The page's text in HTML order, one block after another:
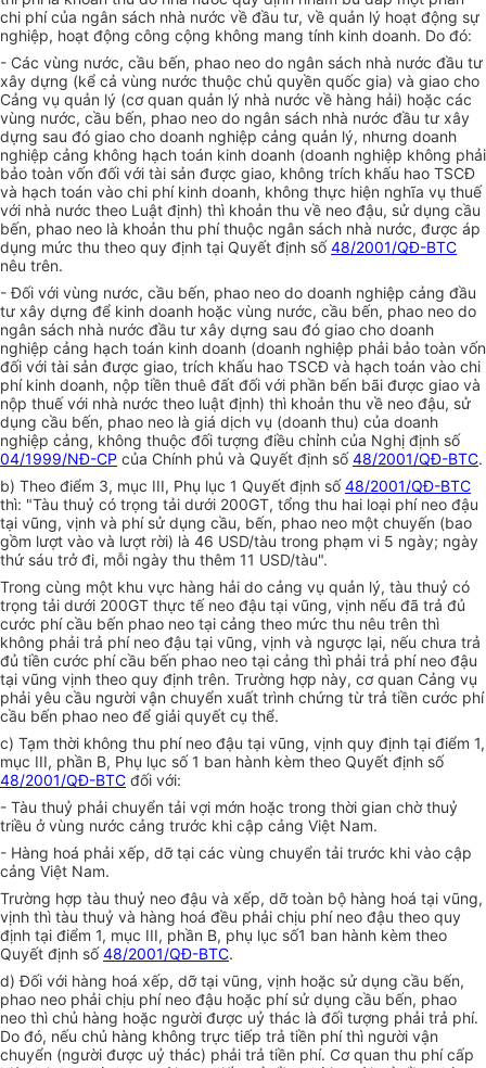
chi phí của ngân sách nhà nước về đầu tư, về quản lý hoạt động sự
nghiệp, hoạt động công cộng không mang tính kinh doanh. Do đó:
- Các vùng nước, cầu bến, phao neo do ngân sách nhà nước đầu tư
xây dựng (kể cả vùng nước thuộc chủ quyền quốc gia) và giao cho
Cảng vụ quản lý (cơ quan quản lý nhà nước về hàng hải) hoặc các
vùng nước, cầu bến, phao neo do ngân sách nhà nước đầu tư xây
dựng sau đó giao cho doanh nghiệp cảng quản lý, nhưng doanh
nghiệp cảng không hạch toán kinh doanh (doanh nghiệp không phải
bảo toàn vốn đối với tài sản được giao, không trích khấu hao TSCĐ
và hạch toán vào chi phí kinh doanh, không thực hiện nghĩa vụ thuế
với nhà nước theo Luật định) thì khoản thu về neo đậu, sử dụng cầu
bến, phao neo là khoản thu phí thuộc ngân sách nhà nước, được áp
dụng mức thu theo quy định tại Quyết định số48/2001/QĐ-BTC
nêu trên.
- Đối với vùng nước, cầu bến, phao neo do doanh nghiệp cảng đầu
tư xây dựng để kinh doanh hoặc vùng nước, cầu bến, phao neo do
ngân sách nhà nước đầu tư xây dựng sau đó giao cho doanh
nghiệp cảng hạch toán kinh doanh (doanh nghiệp phải bảo toàn vốn
đối với tài sản được giao, trích khấu hao TSCĐ và hạch toán vào chi
phí kinh doanh, nộp tiền thuê đất đối với phần bến bãi được giao và
nộp thuế với nhà nước theo luật định) thì khoản thu về neo đậu, sử
dụng cầu bến, phao neo là giá dịch vụ (doanh thu) của doanh
nghiệp cảng, không thuộc đối tượng điều chỉnh của Nghị định số
04/1999/NĐ-CP của Chính phủ và Quyết định số48/2001/QĐ-BTC.
b) Theo điểm 3, mục III, Phụ lục 1 Quyết định số48/2001/QĐ-BTC
thì: "Tàu thuỷ có trọng tải dưới 200GT, tổng thu hai loại phí neo đậu
tại vũng, vịnh và phí sử dụng cầu, bến, phao neo một chuyến (bao
gồm lượt vào và lượt rời) là 46 USD/tàu trong phạm vi 5 ngày; ngày
thứ sáu trở đi, mỗi ngày thu thêm 11 USD/tàu".
Trong cùng một khu vực hàng hải do cảng vụ quản lý, tàu thuỷ có
trọng tải dưới 200GT thực tế neo đậu tại vũng, vịnh nếu đã trả đủ
cước phí cầu bến phao neo tại cảng theo mức thu nêu trên thì
không phải trả phí neo đậu tại vũng, vịnh và ngược lại, nếu chưa trả
đủ tiền cước phí cầu bến phao neo tại cảng thì phải trả phí neo đậu
tại vũng vịnh theo quy định trên. Trường hợp này, cơ quan Cảng vụ
phải yêu cầu người vận chuyển xuất trình chứng từ trả tiền cước phí
cầu bến phao neo để giải quyết cụ thể.
c) Tạm thời không thu phí neo đậu tại vũng, vịnh quy định tại điểm 1,
mục III, phần B, Phụ lục số 1 ban hành kèm theo Quyết định số
48/2001/QĐ-BTC đối với:
- Tàu thuỷ phải chuyển tải vợi mớn hoặc trong thời gian chờ thuỷ
triều ở vùng nước cảng trước khi cập cảng Việt Nam.
- Hàng hoá phải xếp, dỡ tại các vùng chuyển tải trước khi vào cập
cảng Việt Nam.
Trường hợp tàu thuỷ neo đậu và xếp, dỡ toàn bộ hàng hoá tại vũng,
vịnh thì tàu thuỷ và hàng hoá đều phải chịu phí neo đậu theo quy
định tại điểm 1, mục III, phần B, phụ lục số1 ban hành kèm theo
Quyết định số48/2001/QĐ-BTC.
d) Đối với hàng hoá xếp, dỡ tại vũng, vịnh hoặc sử dụng cầu bến,
phao neo phải chịu phí neo đậu hoặc phí sử dụng cầu bến, phao
neo thì chủ hàng hoặc người được uỷ thác là đối tượng phải trả phí.
Do đó, nếu chủ hàng không trực tiếp trả tiền phí thì người vận
chuyển (người được uỷ thác) phải trả tiền phí. Cơ quan thu phí cấp